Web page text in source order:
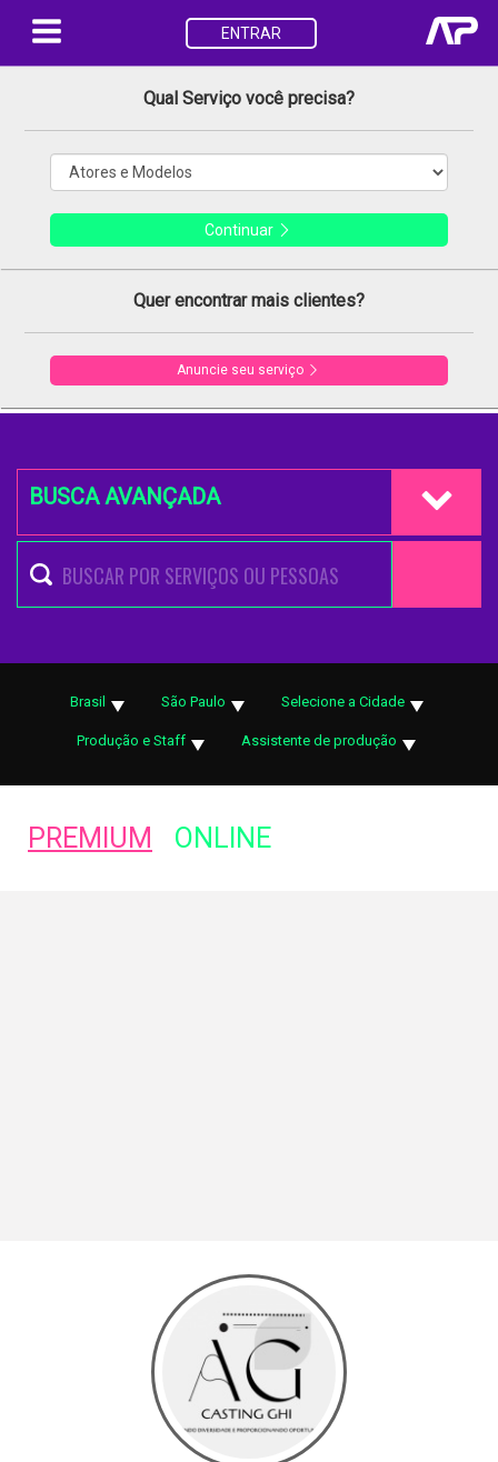
ENTRAR
Qual Serviço você precisa?
Continuar
Quer encontrar mais clientes?
Anuncie seu serviço
BUSCA AVANÇADA
Brasil São Paulo Selecione a Cidade
Produção e Staff Assistente de produção
PREMIUM ONLINE